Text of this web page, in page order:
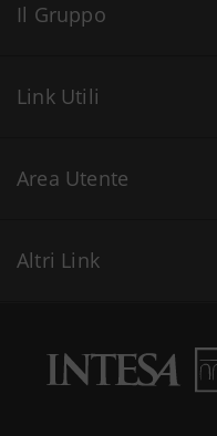
Il Gruppo
Link Utili
Area Utente
Altri Link